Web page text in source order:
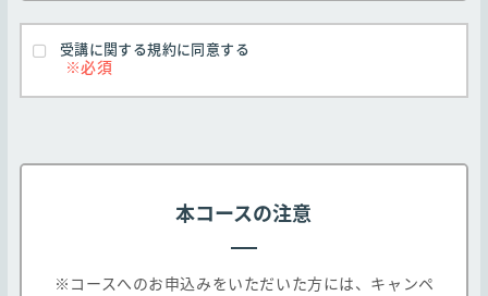
弊社のお客様に対する弊社コースの提供はお客様
が本規約のすべての条項に同意することを条件と
します
載されるコース及び、弊社教育パンフレット等に
ンフレット等に掲載されたコースであっても、以
下各号に定めるコースの取り扱いについては以下
受講に関する規約に同意する
本コースの注意
※コースへのお申込みをいただいた方には、キャンペ